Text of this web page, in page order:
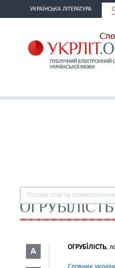
УКРАЇНСЬКА ЛІТЕРАТУРА
ОГРУБІЛІСТЬ
А ОГРУБІ́ЛІСТЬ,